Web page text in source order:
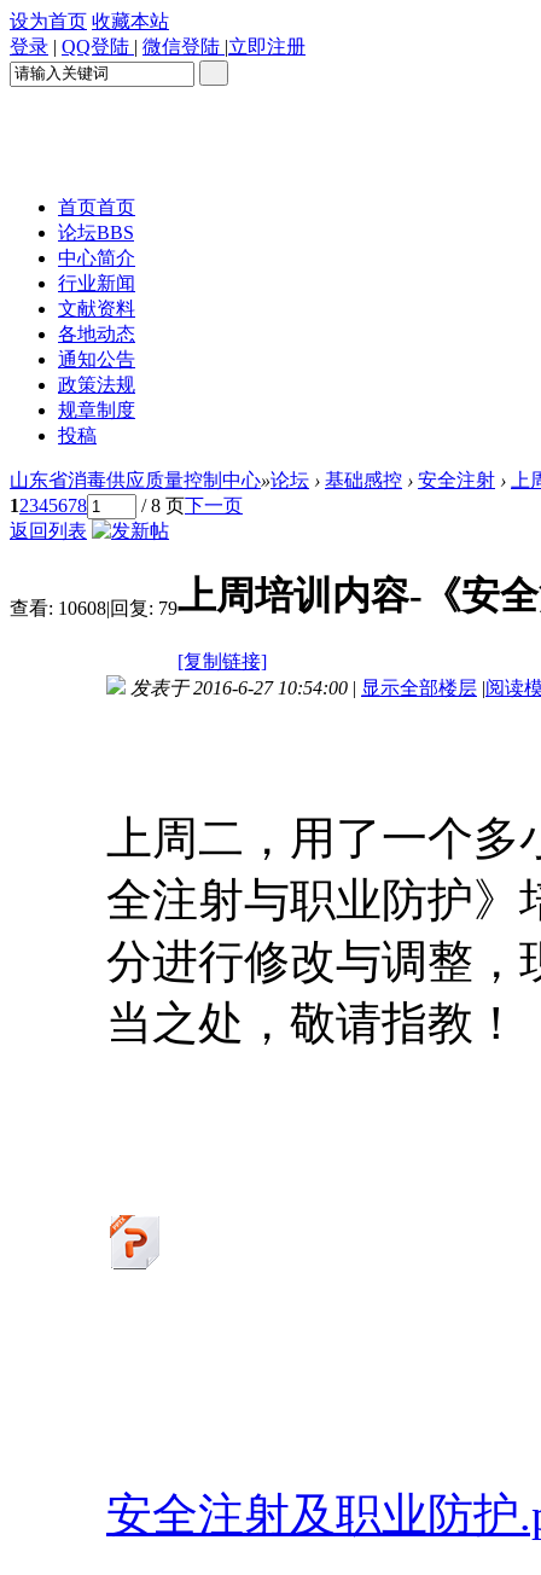
设为首页 收藏本站
登录 | QQ登陆 | 微信登陆 |立即注册
首页首页
论坛BBS
中心简介
行业新闻
文献资料
各地动态
通知公告
政策法规
规章制度
投稿
山东省消毒供应质量控制中心»论坛 › 基础感控 › 安全注射 ›
12345678 / 8 页下一页
返回列表
查看: 10608|回复: 79上周培训内容-《安
[复制链接]
发表于 2016-6-27 10:54:00 | 显示全部楼层 |阅读
上周二，用了一个
全注射与职业防护》
分进行修改与调整，
当之处，敬请指教！
安全注射及职业防护